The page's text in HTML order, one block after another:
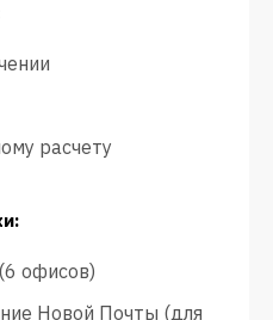
расчету
офисов)
Новой Почты (для